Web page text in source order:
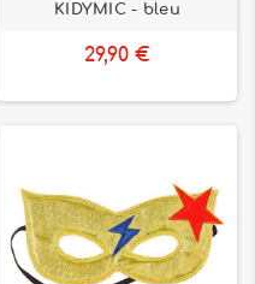
KIDYMIC - bleu
29,90 €